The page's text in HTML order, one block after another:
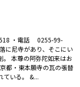
518 ・電話 0255-99-
に尼寺があり、そこにい
。 本尊の阿弥陀如来はお
都・東本願寺の瓦の張替
ている。 &...